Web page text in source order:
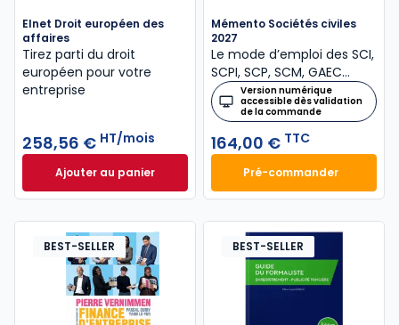
solutions concrètes pour appréhender la
complexité du droit des affaires et son application
pratique.
Elnet Droit européen des
affaires
Tirez parti du droit
européen pour votre
entreprise
258,56 € HT/mois
Ajouter au panierElnet Droit européen des affaires à 258,56 €
Mémento Sociétés civiles
2027
Le mode d’emploi des SCI,
SCPI, SCP, SCM, GAEC…
Version numérique
accessible dès validation
de la commande
164,00 € TTC
Pré-commander
Mémento
BEST-SELLER BEST-SELLER